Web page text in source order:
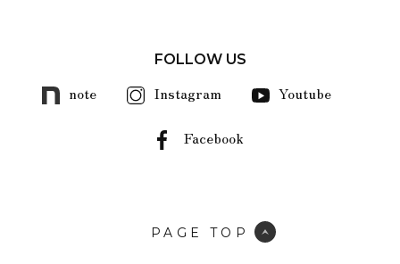
FOLLOW US
note Instagram Youtube
Facebook
PAGE TOP